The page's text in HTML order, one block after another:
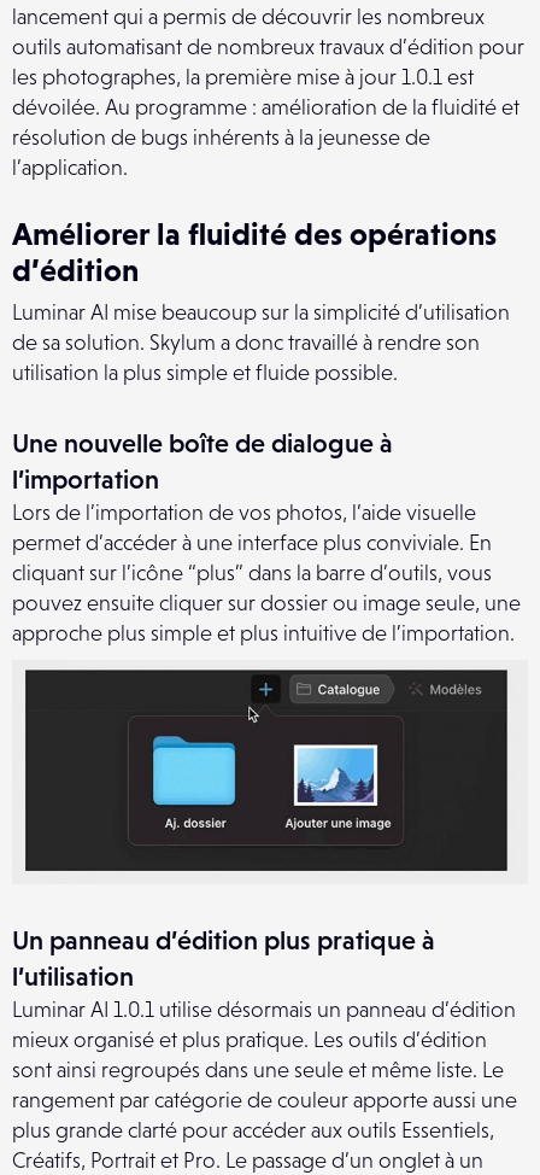
lancement qui a permis de découvrir les nombreux
outils automatisant de nombreux travaux d’édition pour
les photographes, la première mise à jour 1.0.1 est
dévoilée. Au programme : amélioration de la fluidité et
résolution de bugs inhérents à la jeunesse de
l’application.
Améliorer la fluidité des opérations
d’édition
Luminar AI mise beaucoup sur la simplicité d’utilisation
de sa solution. Skylum a donc travaillé à rendre son
utilisation la plus simple et fluide possible.
Une nouvelle boîte de dialogue à
l’importation
Lors de l’importation de vos photos, l’aide visuelle
permet d’accéder à une interface plus conviviale. En
cliquant sur l’icône “plus” dans la barre d’outils, vous
pouvez ensuite cliquer sur dossier ou image seule, une
approche plus simple et plus intuitive de l’importation.
Un panneau d’édition plus pratique à
l’utilisation
Luminar AI 1.0.1 utilise désormais un panneau d’édition
mieux organisé et plus pratique. Les outils d’édition
sont ainsi regroupés dans une seule et même liste. Le
rangement par catégorie de couleur apporte aussi une
plus grande clarté pour accéder aux outils Essentiels,
Créatifs, Portrait et Pro. Le passage d’un onglet à un